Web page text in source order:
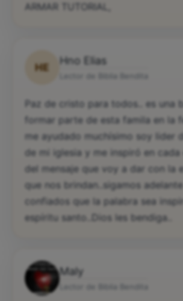
ARMAR TUTORIAL,
HE
Hno Elias
Paz de cristo para todos.. es una
formar parte de esta famila en la
me ayudado muchísimo soy lider
de mi iglesia y me inspiró en
del mensaje que voy a dar con la
que nos brindan..sigamos
confiados que la palabra sea
espíritu santo..Dios les bendiga..
Maly